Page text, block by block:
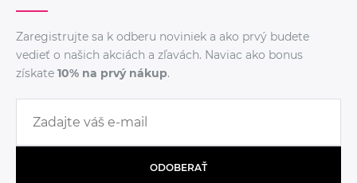
Zaregistrujte sa k odberu noviniek a ako prvý budete
vedieť o našich akciách a zľavách. Naviac ako bonus
získate 10% na prvý nákup.
ODOBERAŤ